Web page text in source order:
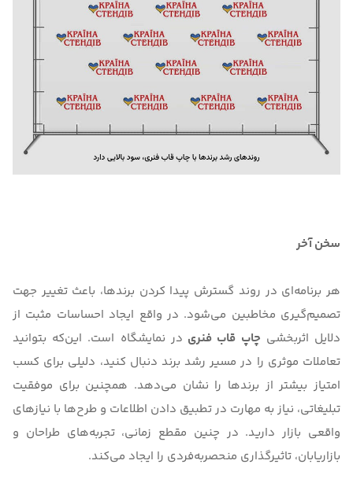
سخن آخر
هر برنامه‌ای در روند گسترش پیدا کردن برندها، باعث تغییر جهت
تصمیم‌گیری مخاطبین می‌شود. در واقع ایجاد احساسات مثبت از
دلایل اثربخشی چاپ قاب فنری در نمایشگاه است. این‌که بتوانید
تعاملات موثری را در مسیر رشد برند دنبال کنید، دلیلی برای کسب
امتیاز بیشتر از برندها را نشان می‌دهد. همچنین برای موفقیت
تبلیغاتی، نیاز به مهارت در تطبیق دادن اطلاعات و طرح‌ها با نیازهای
واقعی بازار دارید. در چنین مقطع زمانی، تجربه‌های طراحان و
بازاریابان، تاثیرگذاری منحصربه‌فردی را ایجاد می‌کند.